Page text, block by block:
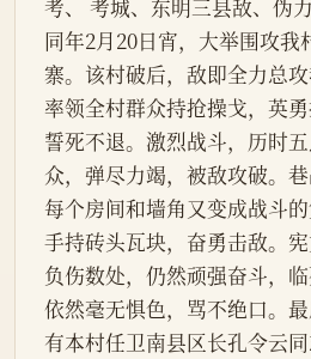
考、 考城、东明三县敌、伪
同年2月20日宵，大举围攻我
寨。该村破后，敌即全力总
率领全村群众持抢操戈，英勇
誓死不退。激烈战斗，历时
众，弹尽力竭，被敌攻破。巷
每个房间和墙角又变成战斗
手持砖头瓦块，奋勇击敌。
负伤数处，仍然顽强奋斗，临
依然毫无惧色，骂不绝口。最
有本村任卫南县区长孔令云